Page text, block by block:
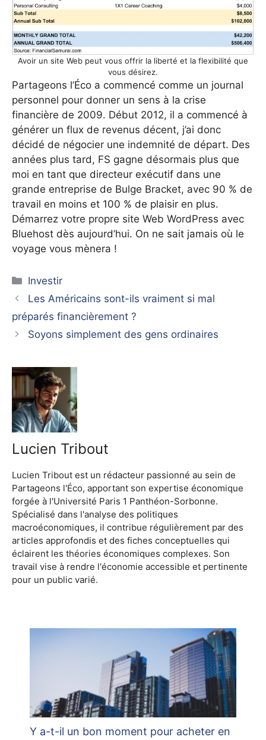
Avoir un site Web peut vous offrir la liberté et la flexibilité que
vous désirez.
Partageons l’Éco a commencé comme un journal
personnel pour donner un sens à la crise
financière de 2009. Début 2012, il a commencé à
générer un flux de revenus décent, j’ai donc
décidé de négocier une indemnité de départ. Des
années plus tard, FS gagne désormais plus que
moi en tant que directeur exécutif dans une
grande entreprise de Bulge Bracket, avec 90 % de
travail en moins et 100 % de plaisir en plus.
Démarrez votre propre site Web WordPress avec
Bluehost dès aujourd’hui. On ne sait jamais où le
voyage vous mènera !
Catégories
Investir
Les Américains sont-ils vraiment si mal
préparés financièrement ?
Soyons simplement des gens ordinaires
Lucien Tribout
Lucien Tribout est un rédacteur passionné au sein de
Partageons l'Éco, apportant son expertise économique
forgée à l'Université Paris 1 Panthéon-Sorbonne.
Spécialisé dans l'analyse des politiques
macroéconomiques, il contribue régulièrement par des
articles approfondis et des fiches conceptuelles qui
éclairent les théories économiques complexes. Son
travail vise à rendre l'économie accessible et pertinente
pour un public varié.
Y a-t-il un bon moment pour acheter en